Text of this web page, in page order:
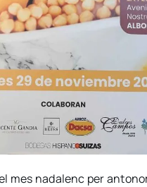
mes nada­lenc per